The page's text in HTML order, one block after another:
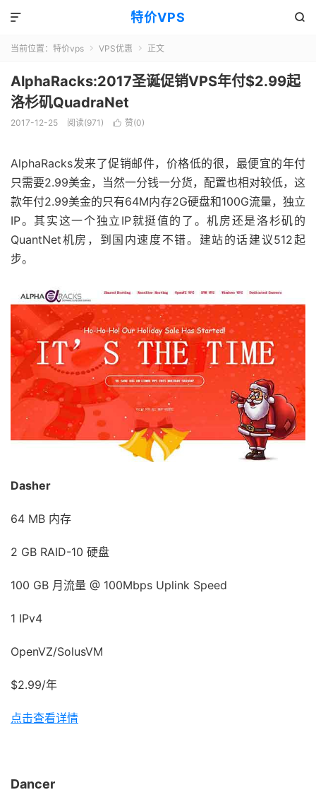
特价VPS 

当前位置： 特价vps  VPS优惠  正文
AlphaRacks:2017圣诞促销VPS年付$2.99起
洛杉矶QuadraNet
2017-12-25 阅读(971)  赞(0)
AlphaRacks发来了促销邮件，价格低的很，最便宜的年付
只需要2.99美金，当然一分钱一分货，配置也相对较低，这
款年付2.99美金的只有64M内存2G硬盘和100G流量，独立
IP。其实这一个独立IP就挺值的了。机房还是洛杉矶的
QuantNet机房，到国内速度不错。建站的话建议512起
步。
Dasher
64 MB 内存
2 GB RAID-10 硬盘
100 GB 月流量 @ 100Mbps Uplink Speed
1 IPv4
OpenVZ/SolusVM
$2.99/年
点击查看详情
Dancer